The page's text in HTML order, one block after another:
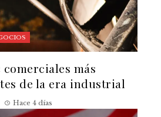
más
de la era industrial
Hace 4 días